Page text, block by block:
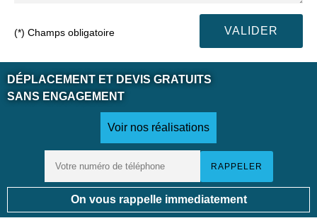
(*) Champs obligatoire
DÉPLACEMENT ET DEVIS GRATUITS
SANS ENGAGEMENT
Voir nos réalisations
On vous rappelle immediatement